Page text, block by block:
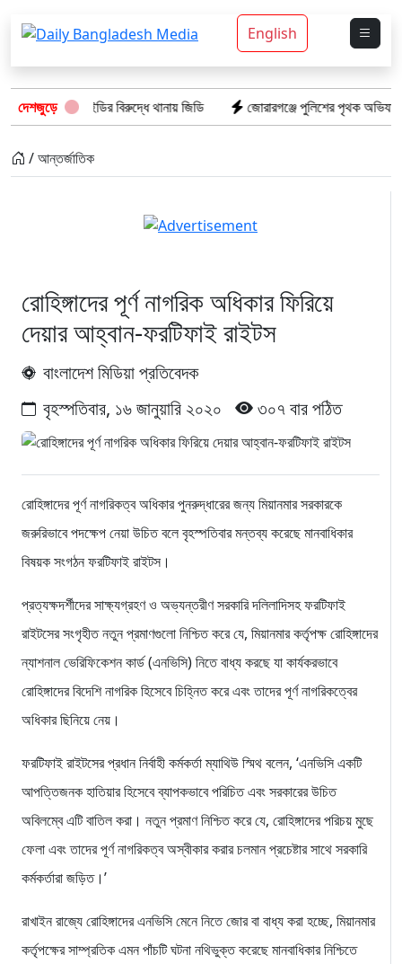
English
দেশজুড়ে
দুই আইডির বিরুদ্ধে থানায় জিডি জোরারগঞ্জে পুলিশের পৃথক অভিযান:
/ আন্তর্জাতিক
রোহিঙ্গাদের পূর্ণ নাগরিক অধিকার ফিরিয়ে
দেয়ার আহ্বান-ফরটিফাই রাইটস
বাংলাদেশ মিডিয়া প্রতিবেদক
বৃহস্পতিবার, ১৬ জানুয়ারি ২০২০
৩০৭ বার পঠিত
রোহিঙ্গাদের পূর্ণ নাগরিকত্ব অধিকার পুনরুদ্ধারের জন্য মিয়ানমার সরকারকে
জরুরিভাবে পদক্ষেপ নেয়া উচিত বলে বৃহস্পতিবার মন্তব্য করেছে মানবাধিকার
বিষয়ক সংগঠন ফরটিফাই রাইটস।
প্রত্যক্ষদর্শীদের সাক্ষ্যগ্রহণ ও অভ্যন্তরীণ সরকারি দলিলাদিসহ ফরটিফাই
রাইটসের সংগৃহীত নতুন প্রমাণগুলো নিশ্চিত করে যে, মিয়ানমার কর্তৃপক্ষ রোহিঙ্গাদের
ন্যাশনাল ভেরিফিকেশন কার্ড (এনভিসি) নিতে বাধ্য করছে যা কার্যকরভাবে
রোহিঙ্গাদের বিদেশি নাগরিক হিসেবে চিহ্নিত করে এবং তাদের পূর্ণ নাগরিকত্বের
অধিকার ছিনিয়ে নেয়।
ফরটিফাই রাইটসের প্রধান নির্বাহী কর্মকর্তা ম্যাথিউ স্মিথ বলেন, ‘এনভিসি একটি
আপত্তিজনক হাতিয়ার হিসেবে ব্যাপকভাবে পরিচিত এবং সরকারের উচিত
অবিলম্বে এটি বাতিল করা। নতুন প্রমাণ নিশ্চিত করে যে, রোহিঙ্গাদের পরিচয় মুছে
ফেলা এবং তাদের পূর্ণ নাগরিকত্ব অস্বীকার করার চলমান প্রচেষ্টার সাথে সরকারি
কর্মকর্তারা জড়িত।’
রাখাইন রাজ্যে রোহিঙ্গাদের এনভিসি মেনে নিতে জোর বা বাধ্য করা হচ্ছে, মিয়ানমার
কর্তৃপক্ষের সাম্প্রতিক এমন পাঁচটি ঘটনা নথিভুক্ত করেছে মানবাধিকার নিশ্চিতে